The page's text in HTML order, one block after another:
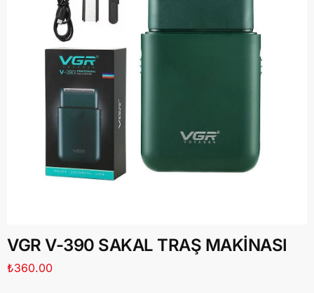
VGR V-390 SAKAL TRAŞ MAKİNASI
₺360.00